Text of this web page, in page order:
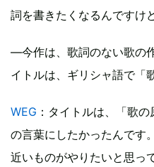
詞を書きたくなるんですけ
―今作は、歌詞のない歌の
イトルは、ギリシャ語で「
WEG ：タイトルは、「歌
の言葉にしたかったんです
近いものがやりたいと思っ